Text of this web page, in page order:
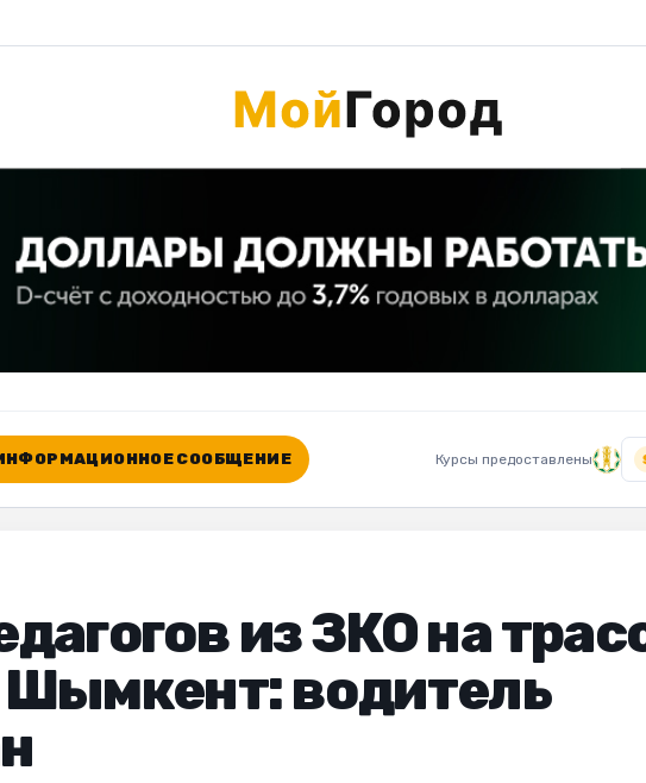
СООБЩЕНИЕ Курсы предоставлены
из ЗКО на
водитель